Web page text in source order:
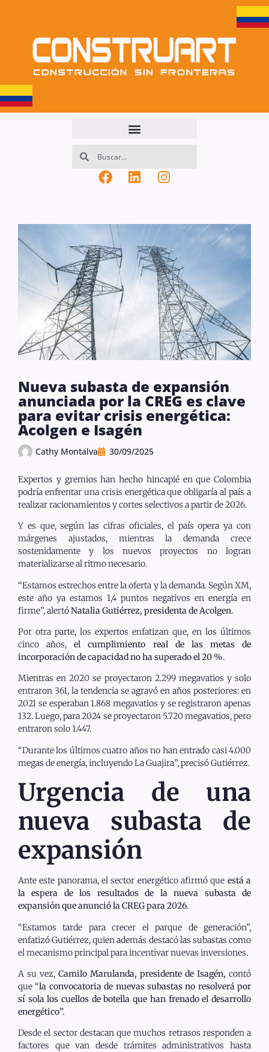
Nueva subasta de expansión
anunciada por la CREG es clave
para evitar crisis energética:
Acolgen e Isagén
Cathy Montalva 30/09/2025
Expertos y gremios han hecho hincapié en que Colombia
podría enfrentar una crisis energética que obligaría al país a
realizar racionamientos y cortes selectivos a partir de 2026.
Y es que, según las cifras oficiales, el país opera ya con
márgenes ajustados, mientras la demanda crece
sostenidamente y los nuevos proyectos no logran
materializarse al ritmo necesario.
“Estamos estrechos entre la oferta y la demanda. Según XM,
este año ya estamos 1,4 puntos negativos en energía en
firme”, alertóNatalia Gutiérrez, presidenta de Acolgen.
Por otra parte, los expertos enfatizan que, en los últimos
cinco años,el cumplimiento real de las metas de
incorporación de capacidad no ha superado el 20 %.
Mientras en 2020 se proyectaron 2.299 megavatios y solo
entraron 361, la tendencia se agravó en años posteriores: en
2021 se esperaban 1.868 megavatios y se registraron apenas
132. Luego, para 2024 se proyectaron 5.720 megavatios, pero
entraron solo 1.447.
“Durante los últimos cuatro años no han entrado casi 4.000
megas de energía, incluyendo La Guajira”, precisó Gutiérrez.
Urgencia de una
nueva subasta de
expansión
Ante este panorama, el sector energético afirmó que está a
la espera de los resultados de la nueva subasta de
expansión que anunció la CREG para 2026.
“Estamos tarde para crecer el parque de generación”,
enfatizó Gutiérrez, quien además destacó las subastas como
el mecanismo principal para incentivar nuevas inversiones.
A su vez, Camilo Marulanda, presidente de Isagén, contó
que “la convocatoria de nuevas subastas no resolverá por
sí sola los cuellos de botella que han frenado el desarrollo
energético”.
Desde el sector destacan que muchos retrasos responden a
factores que van desde trámites administrativos hasta